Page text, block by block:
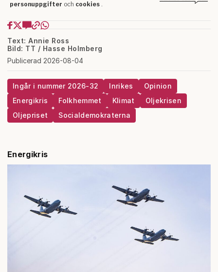
Text: Annie Ross
Bild: TT / Hasse Holmberg
Publicerad 2026-08-04
Ingår i nummer 2026-32 Inrikes
Opinion
Energikris
Folkhemmet Klimat
Oljekrisen
Oljepriset
Socialdemokraterna
Energikris